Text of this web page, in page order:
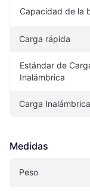
Capacidad de la
Carga rápida
Estándar de
Inalámbrica
Carga Inalámbrica
Medidas
Peso